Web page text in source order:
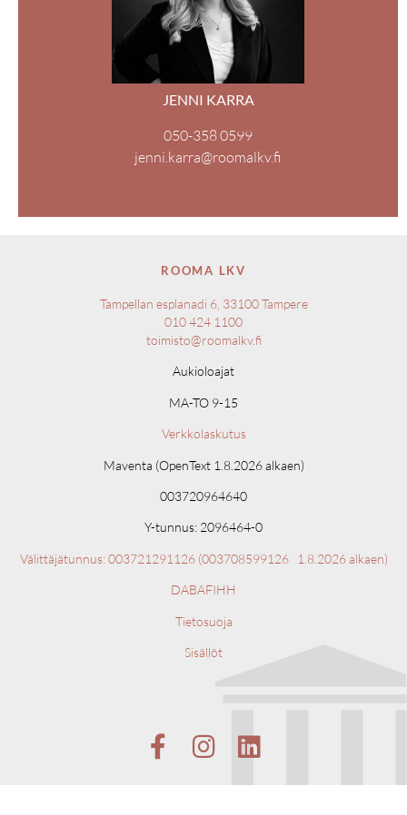
JENNI KARRA
050-358 0599
jenni.karra@roomalkv.fi
ROOMA LKV
Tampellan esplanadi 6, 33100 Tampere
010 424 1100
toimisto@roomalkv.fi
Aukioloajat
MA-TO 9-15
Verkkolaskutus
Maventa (OpenText 1.8.2026 alkaen)
003720964640
Y-tunnus: 2096464-0
Välittäjätunnus: 003721291126 (003708599126 1.8.2026 alkaen)
DABAFIHH
Tietosuoja
Sisällöt